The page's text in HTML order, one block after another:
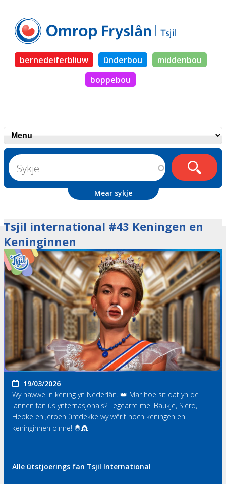
bernedeiferbliuw ûnderbou
middenbou
boppebou
Mear sykje
Tsjil international #43 Keningen en
Keninginnen
19/03/2026
Wy hawwe in kening yn Nederlân. 👑 Mar hoe sit dat yn de
lannen fan ús ynternasjonals? Tegearre mei Baukje, Sierd,
Hepke en Jeroen ûntdekke wy wêr't noch keningen en
keninginnen binne! 🤴👸
Alle útstjoerings fan Tsjil International